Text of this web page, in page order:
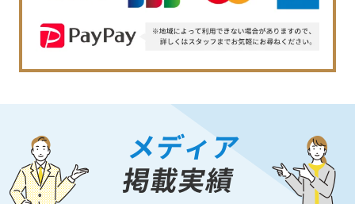
メディア
掲載実績